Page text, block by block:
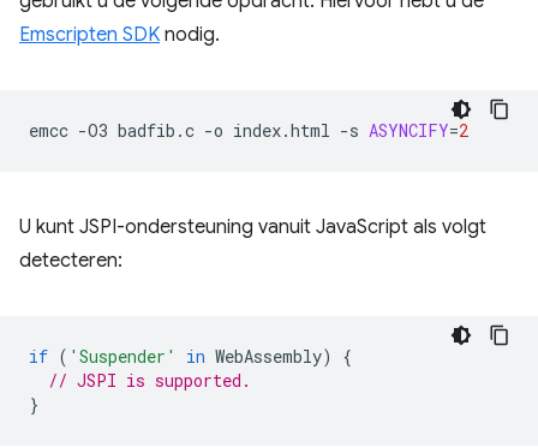
Emscripten SDK nodig.
emcc -O3 badfib.c -o index.html -s ASYNCIFY=2
U kunt JSPI-ondersteuning vanuit JavaScript als volgt
detecteren:
if ( 'Suspender' in WebAssembly)
{
// JSPI is supported.
}